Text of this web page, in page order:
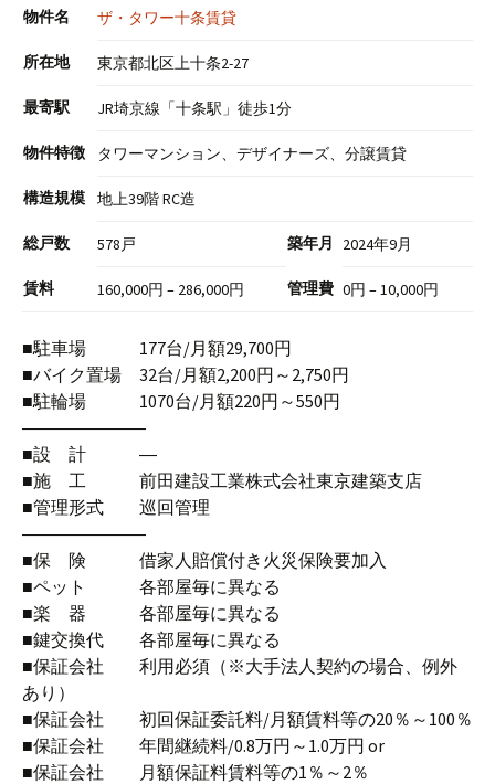
物件名 ザ・タワー十条賃貸
所在地 東京都北区上十条2-27
最寄駅 JR埼京線「十条駅」徒歩1分
物件特徴 タワーマンション、デザイナーズ、分譲賃貸
構造規模 地上39階 RC造
総戸数 578戸 築年月 2024年9月
賃料 160,000円 – 286,000円 管理費 0円 – 10,000円
■駐車場 177台/月額29,700円
■バイク置場 32台/月額2,200円～2,750円
■駐輪場 1070台/月額220円～550円
―――――――
■設 計 ―
■施 工 前田建設工業株式会社東京建築支店
■管理形式 巡回管理
―――――――
■保 険 借家人賠償付き火災保険要加入
■ペット 各部屋毎に異なる
■楽 器 各部屋毎に異なる
■鍵交換代 各部屋毎に異なる
■保証会社 利用必須（※大手法人契約の場合、例外
あり）
■保証会社 初回保証委託料/月額賃料等の20％～100％
■保証会社 年間継続料/0.8万円～1.0万円 or
■保証会社 月額保証料賃料等の1％～2％